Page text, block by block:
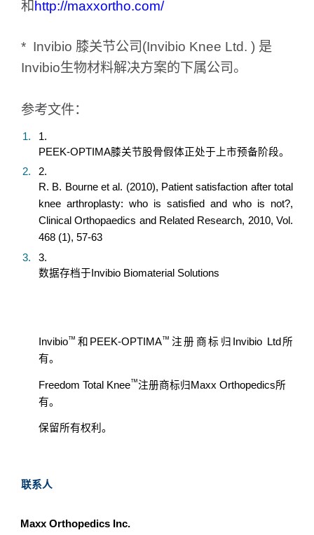
和 http://maxxortho.com/
* Invibio 膝关节公司 (Invibio Knee Ltd. ) 是
Invibio生物材料解决方案的下属公司。
参考文件：
PEEK-OPTIMA膝关节股骨假体正处于上市预备阶段。
R. B. Bourne et al. (2010), Patient satisfaction after total
knee arthroplasty: who is satisfied and who is not?,
Clinical Orthopaedics and Related Research, 2010, Vol.
468 (1), 57-63
数据存档于 Invibio Biomaterial Solutions
Invibio™ 和 PEEK-OPTIMA™ 注册商标归 Invibio Ltd 所
有。
Freedom Total Knee™注册商标归 Maxx Orthopedics所
有。
保留所有权利。
联系人
Maxx Orthopedics Inc.